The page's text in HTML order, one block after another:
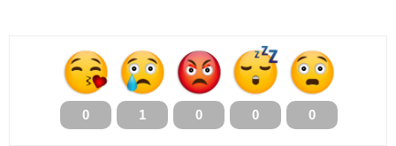
0 1 0 0 0